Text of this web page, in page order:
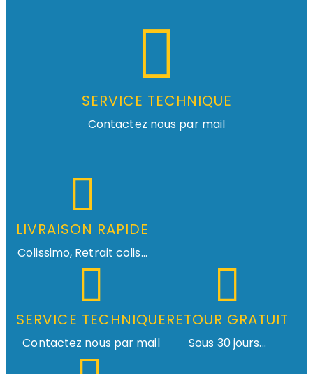
SERVICE TECHNIQUE
Contactez nous par mail
LIVRAISON RAPIDE
Colissimo, Retrait colis...
SERVICE TECHNIQUE
Contactez nous par mail
RETOUR GRATUIT
Sous 30 jours...